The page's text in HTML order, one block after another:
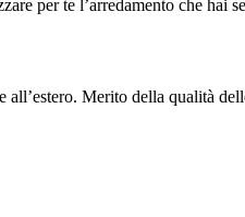
per te l’arredamento che hai
Merito della qualità